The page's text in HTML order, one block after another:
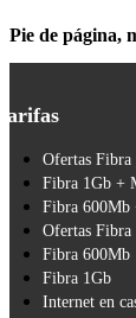
Pie de página,
Ofertas
Fibra 1Gb +
Fibra
Ofertas Fibra
Fibra 600Mb
Fibra 1Gb
Internet en